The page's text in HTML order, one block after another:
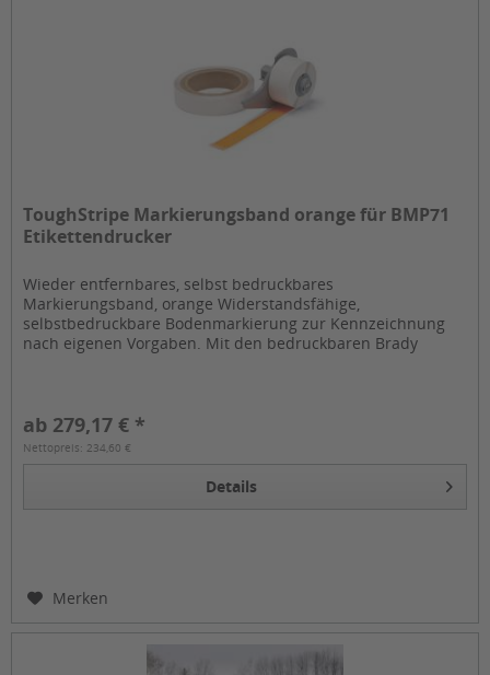
ToughStripe Markierungsband orange für BMP71
Etikettendrucker
Wieder entfernbares, selbst bedruckbares
Markierungsband, orange Widerstandsfähige,
selbstbedruckbare Bodenmarkierung zur Kennzeichnung
nach eigenen Vorgaben. Mit den bedruckbaren Brady
ab 279,17 € *
Nettopreis: 234,60 €
Details
Merken